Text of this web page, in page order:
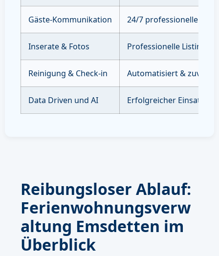
Gäste-Kommunikation 24/7 professioneller
Inserate & Fotos Professionelle Listings
Reinigung & Check-in Automatisiert &
Data Driven und AI Erfolgreicher Einsatz
Reibungsloser Ablauf:
Ferienwohnungsverw
altung Emsdetten im
Überblick